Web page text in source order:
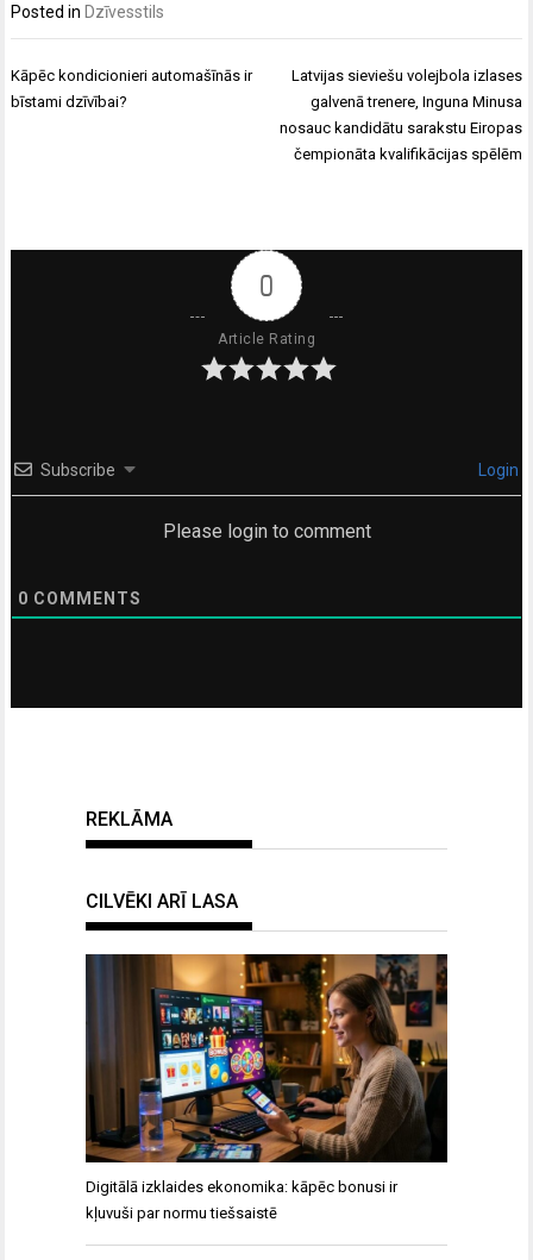
Posted in Dzīvesstils
Ziņu
izvēlne
Kāpēc kondicionieri automašīnās ir
bīstami dzīvībai?
Latvijas sieviešu volejbola izlases
galvenā trenere, Inguna Minusa
nosauc kandidātu sarakstu Eiropas
čempionāta kvalifikācijas spēlēm
0
Article Rating
Subscribe Login
Please login to comment
0 COMMENTS
REKLĀMA
CILVĒKI ARĪ LASA
Digitālā izklaides ekonomika: kāpēc bonusi ir
kļuvuši par normu tiešsaistē